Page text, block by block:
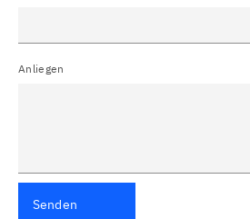
Anliegen
Senden